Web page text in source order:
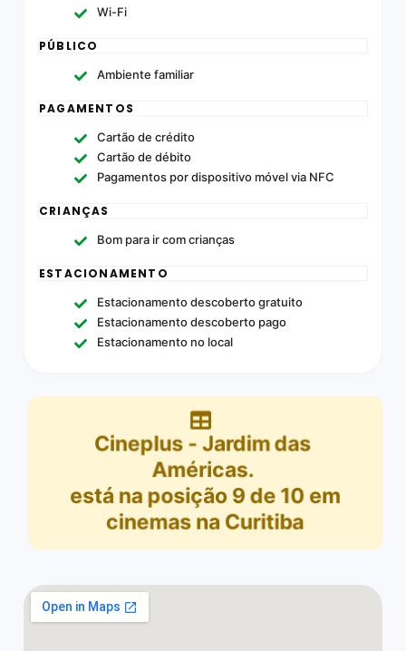
Wi-Fi
PÚBLICO
Ambiente familiar
PAGAMENTOS
Cartão de crédito
Cartão de débito
Pagamentos por dispositivo móvel via NFC
CRIANÇAS
Bom para ir com crianças
ESTACIONAMENTO
Estacionamento descoberto gratuito
Estacionamento descoberto pago
Estacionamento no local
Cineplus - Jardim das
Américas.
está na posição 9de 10 em
cinemas na Curitiba